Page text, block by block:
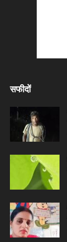
सफीदों